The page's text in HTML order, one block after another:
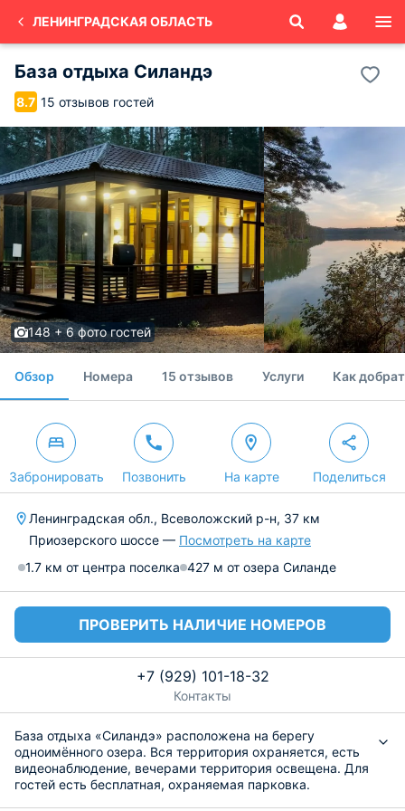
ЛЕНИНГРАДСКАЯ ОБЛАСТЬ
База отдыха Силандэ
8.7 15 отзывов гостей
148 + 6 фото гостей
Обзор Номера 15 отзывов Услуги Как
Забронировать Позвонить На карте Поделиться
Ленинградская обл., Всеволожский р-н, 37 км
Приозерского шоссе — Посмотреть на карте
1.7 км от центра поселка 427 м от озера Силанде
ПРОВЕРИТЬ НАЛИЧИЕ НОМЕРОВ
+7 (929) 101-18-32
Контакты
База отдыха «Силандэ» расположена на берегу
одноимённого озера. Вся территория охраняется, есть
видеонаблюдение, вечерами территория освещена. Для
гостей есть бесплатная, охраняемая парковка.